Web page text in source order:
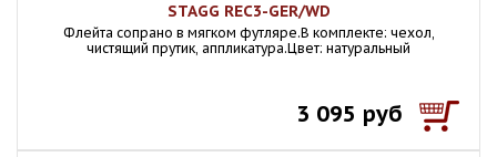
STAGG REC3-GER/WD
Флейта сопрано в мягком футляре.В комплекте: чехол,
чистящий прутик, аппликатура.Цвет: натуральный
3 095 руб